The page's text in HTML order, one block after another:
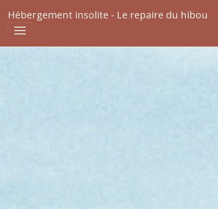
Hébergement insolite - Le repaire du hibou